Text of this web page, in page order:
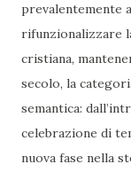
prevalentemente
rifunzionalizzare
cristiana,
secolo, la
semantica:
celebrazione di
nuova fase nella